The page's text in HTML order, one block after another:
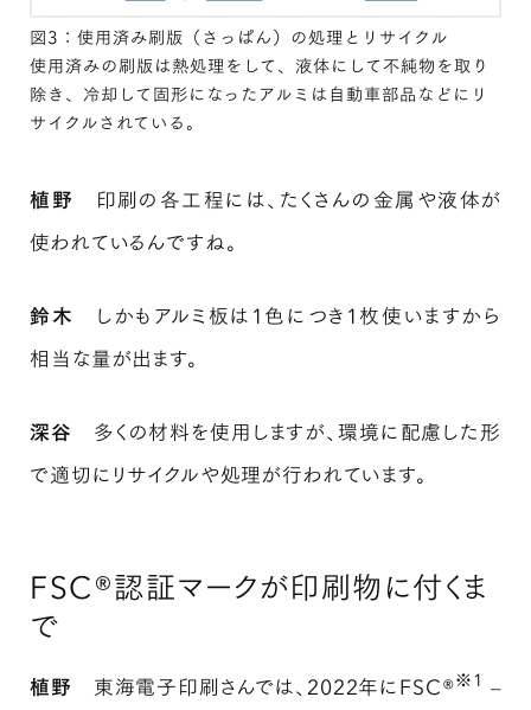
図3：使用済み刷版（さっぱん）の処理とリサイクル
使用済みの刷版は熱処理をして、液体にして不純物を取り
除き、冷却して固形になったアルミは自動車部品などにリ
サイクルされている。
植野
印刷の各工程には、たくさんの金属や液体が
使われているんですね。
鈴木
しかもアルミ板は1色につき1枚使いますから
相当な量が出ます。
深谷
多くの材料を使用しますが、環境に配慮した形
で適切にリサイクルや処理が行われています。
FSC®認証マークが印刷物に付くま
で
植野 東海電子印刷さんでは、2022年にFSC®※1 –